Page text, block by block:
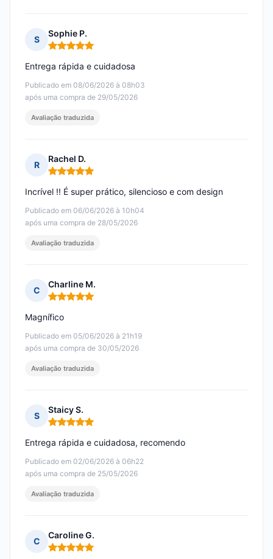
S
Sophie P.
Nota: 5 em 5
Publicado em 08/06/2026 à 08h03
após uma compra de 29/05/2026
Entrega rápida e cuidadosa
Avaliação traduzida
R
Rachel D.
Nota: 5 em 5
Publicado em 06/06/2026 à 10h04
após uma compra de 28/05/2026
Incrível !! É super prático, silencioso e com design
Avaliação traduzida
C
Charline M.
Nota: 5 em 5
Publicado em 05/06/2026 à 21h19
após uma compra de 30/05/2026
Magnífico
Avaliação traduzida
S
Staicy S.
Nota: 5 em 5
Publicado em 02/06/2026 à 06h22
após uma compra de 25/05/2026
Entrega rápida e cuidadosa, recomendo
Avaliação traduzida
C
Caroline G.
Nota: 5 em 5